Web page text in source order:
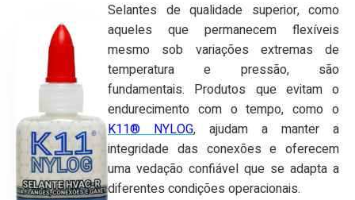
Selantes de qualidade superior, como
aqueles que permanecem flexíveis
mesmo sob variações extremas de
temperatura e pressão, são
fundamentais. Produtos que evitam o
endurecimento com o tempo, como o
K11® NYLOG, ajudam a manter a
integridade das conexões e oferecem
uma vedação confiável que se adapta a
diferentes condições operacionais.